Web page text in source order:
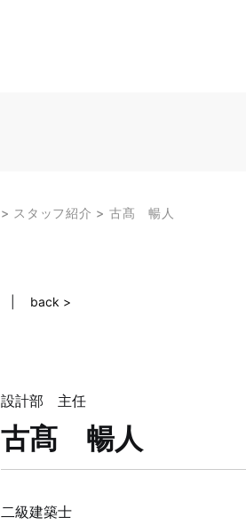
スタッフ紹介 古髙 暢人
back >
設計部 主任
古髙 暢人
二級建築士